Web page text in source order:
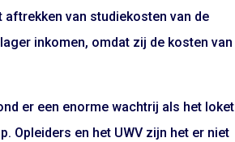
aftrekken van studiekosten van de
inkomen, omdat zij de kosten van
er een enorme wachtrij als het loket
Opleiders en het UWV zijn het er niet